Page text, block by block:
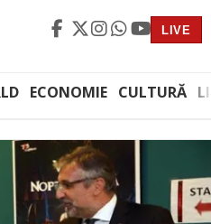
LIVE
ECONOMIE CULTURĂ